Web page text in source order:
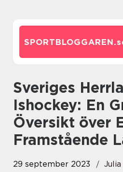
SPORTBLOGGAREN.
Sveriges Herrlandslag i
Ishockey: En
Översikt över
Framstående
29 september 2023